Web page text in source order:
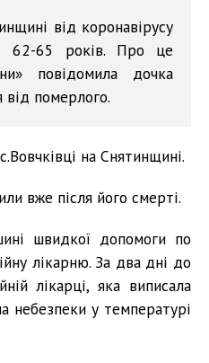
від коронавірусу
62-65 років. Про це
повідомила дочка
від померлого.
на Снятинщині.
вже після його смерті.
швидкої допомоги по
лікарню. За два дні до
лікарці, яка виписала
небезпеки у температурі